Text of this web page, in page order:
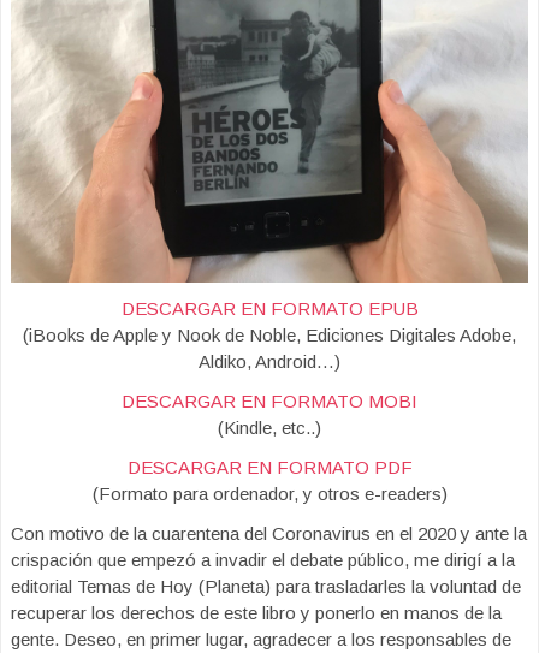
DESCARGAR EN FORMATO EPUB
(iBooks de Apple y Nook de Noble, Ediciones Digitales Adobe,
Aldiko, Android…)
DESCARGAR EN FORMATO MOBI
(Kindle, etc..)
DESCARGAR EN FORMATO PDF
(Formato para ordenador, y otros e-readers)
Con motivo de la cuarentena del Coronavirus en el 2020 y ante la
crispación que empezó a invadir el debate público, me dirigí a la
editorial Temas de Hoy (Planeta) para trasladarles la voluntad de
recuperar los derechos de este libro y ponerlo en manos de la
gente. Deseo, en primer lugar, agradecer a los responsables de